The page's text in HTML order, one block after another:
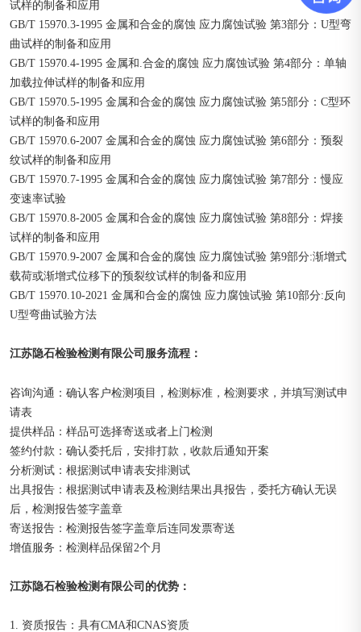
试样的制备和应用
GB/T 15970.3-1995 金属和合金的腐蚀 应力腐蚀试验 第3部分：U型弯
曲试样的制备和应用
GB/T 15970.4-1995 金属和.合金的腐蚀 应力腐蚀试验 第4部分：单轴
加载拉伸试样的制备和应用
GB/T 15970.5-1995 金属和合金的腐蚀 应力腐蚀试验 第5部分：C型环
试样的制备和应用
GB/T 15970.6-2007 金属和合金的腐蚀 应力腐蚀试验 第6部分：预裂
纹试样的制备和应用
GB/T 15970.7-1995 金属和合金的腐蚀 应力腐蚀试验 第7部分：慢应
变速率试验
GB/T 15970.8-2005 金属和合金的腐蚀 应力腐蚀试验 第8部分：焊接
试样的制备和应用
GB/T 15970.9-2007 金属和合金的腐蚀 应力腐蚀试验 第9部分:渐增式
载荷或渐增式位移下的预裂纹试样的制备和应用
GB/T 15970.10-2021 金属和合金的腐蚀 应力腐蚀试验 第10部分:反向
U型弯曲试验方法
江苏隐石检验检测有限公司 服务流程 ：
咨询沟通：确认客户检测项目，检测标准，检测要求，并填写测试申
请表
提供样品：样品可选择寄送或者上门检测
签约付款：确认委托后，安排打款，收款后通知开案
分析测试：根据测试申请表安排测试
出具报告：根据测试申请表及检测结果出具报告，委托方确认无误
后，检测报告签字盖章
寄送报告：检测报告签字盖章后连同发票寄送
增值服务：检测样品保留2个月
江苏隐石检验检测有限公司的优势：
1. 资质报告：具有CMA和CNAS资质